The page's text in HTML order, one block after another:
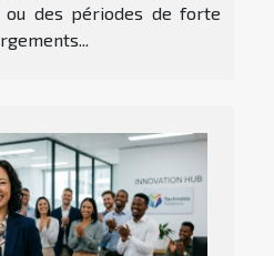
ou des périodes de forte